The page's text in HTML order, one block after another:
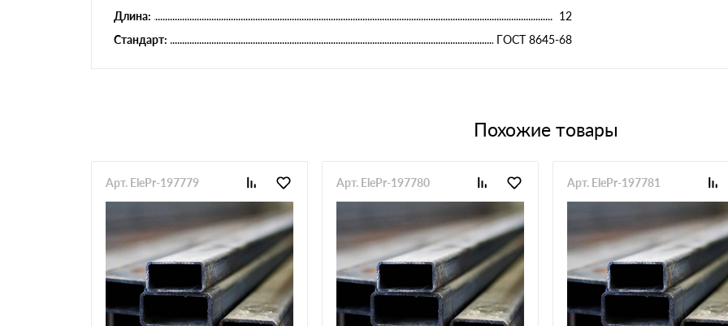
Длина:
12
Стандарт:
ГОСТ 8645-68
Похожие товары
Арт. ElePr-197779 Арт. ElePr-197780 Арт. ElePr-197781